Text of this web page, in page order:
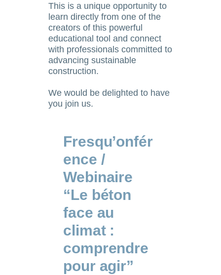
This is a unique opportunity to
learn directly from one of the
creators of this powerful
educational tool and connect
with professionals committed to
advancing sustainable
construction.
We would be delighted to have
you join us.
Fresqu’onfér
ence /
Webinaire
“Le béton
face au
climat :
comprendre
pour agir”